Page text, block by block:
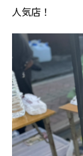
人気店！